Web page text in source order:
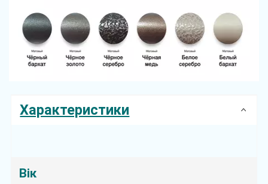
Характеристики
Вік